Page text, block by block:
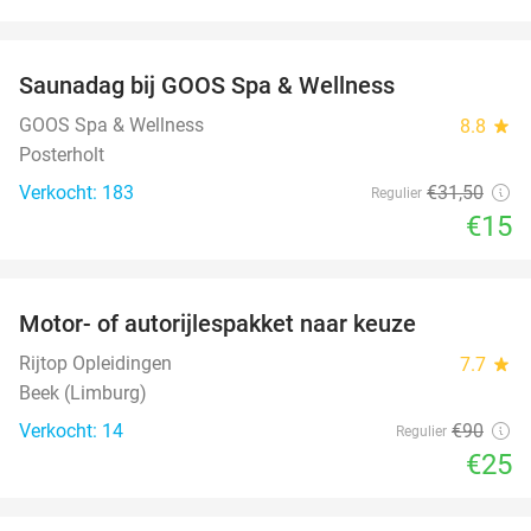
Saunadag bij GOOS Spa & Wellness
GOOS Spa & Wellness 8.8 star
Posterholt
Verkocht: 183
Regulier €31,50
€15
Motor- of autorijlespakket naar keuze
Rijtop Opleidingen 7.7 star
Beek (Limburg)
Verkocht: 14
Regulier €90
€25